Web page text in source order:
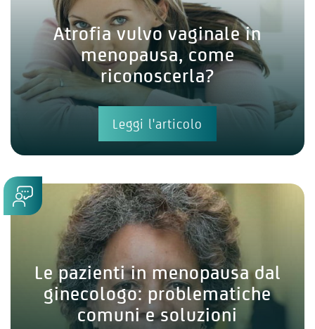
Atrofia vulvo vaginale in
menopausa, come
riconoscerla?
Leggi l'articolo
Le pazienti in menopausa dal
ginecologo: problematiche
comuni e soluzioni